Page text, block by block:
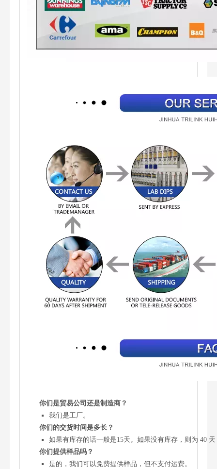
你们是贸易公司还是制造商？
我们是工厂。
你们的交货时间是多长？
如果有库存的话一般是15天。如果没有库存，则为 40
你们提供样品吗？
是的，我们可以免费提供样品，但不支付运费。